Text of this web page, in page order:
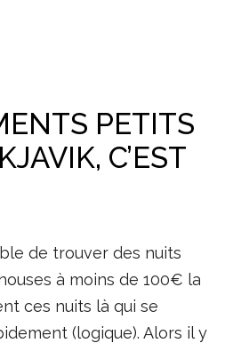
PETITS
C’EST
de trouver des nuits
à moins de 100€ la
ces nuits là qui se
(logique). Alors il y